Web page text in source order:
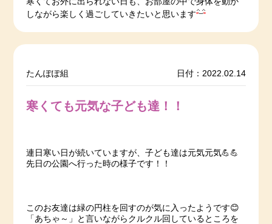
しながら楽しく過ごしていきたいと思います
たんぽぽ組 日付：2022.02.14
寒くても元気な子ども達！！
連日寒い日が続いていますが、子ども達は元気元気💪💪
先日の公園へ行った時の様子です！！
このお友達は緑の円柱を回すのが気に入ったようです😊
「あちゃ～」と言いながらクルクル回しているところを